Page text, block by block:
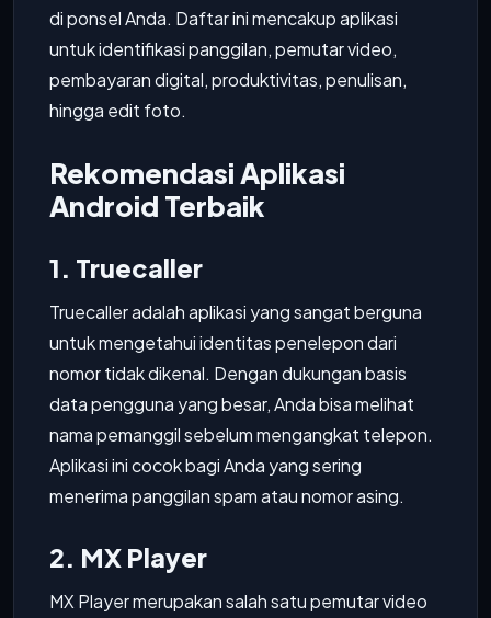
di ponsel Anda. Daftar ini mencakup aplikasi
untuk identifikasi panggilan, pemutar video,
pembayaran digital, produktivitas, penulisan,
hingga edit foto.
Rekomendasi Aplikasi
Android Terbaik
1. Truecaller
Truecaller adalah aplikasi yang sangat berguna
untuk mengetahui identitas penelepon dari
nomor tidak dikenal. Dengan dukungan basis
data pengguna yang besar, Anda bisa melihat
nama pemanggil sebelum mengangkat telepon.
Aplikasi ini cocok bagi Anda yang sering
menerima panggilan spam atau nomor asing.
2. MX Player
MX Player merupakan salah satu pemutar video